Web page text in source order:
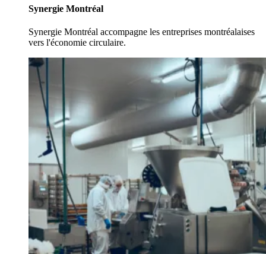
Synergie Montréal
Synergie Montréal accompagne les entreprises montréalaises
vers l'économie circulaire.